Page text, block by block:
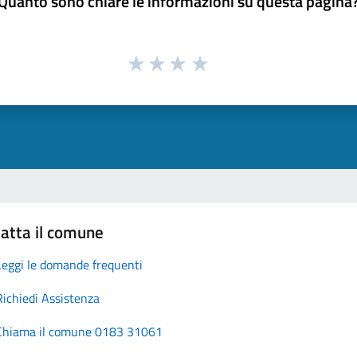
il comune
le domande frequenti
Assistenza
il comune 0183 31061